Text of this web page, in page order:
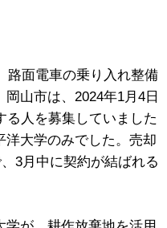
面電車の乗り入れ整備
山市は、2024年1月4日
る人を募集していました
洋大学のみでした。売却
3月中に契約が結ばれる